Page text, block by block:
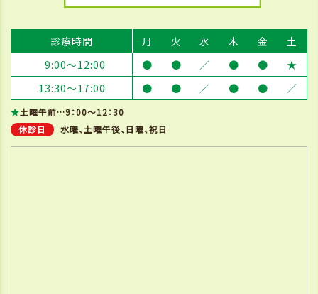
診療時間 月 火 水 木 金
土
9:00～12:00
● ● ／ ● ●
★
13:30～17:00
● ● ／ ● ● ／
★土曜午前…9：00～12：30
休診日
水曜、土曜午後、日曜、祝日